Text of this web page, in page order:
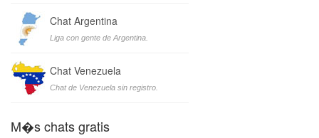
Chat Argentina
Liga con gente de Argentina.
Chat Venezuela
Chat de Venezuela sin registro.
M�s chats gratis